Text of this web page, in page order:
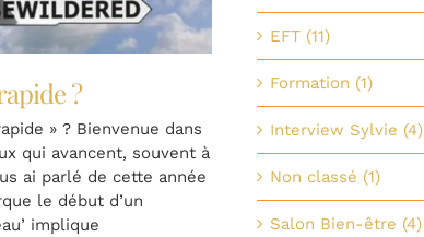
?
» ? Bienvenue dans
qui avancent, souvent à
ai parlé de cette année
le début d’un
implique
EFT (11)
Formation (1)
Interview Sylvie (4)
Non classé (1)
Salon Bien-être (4)